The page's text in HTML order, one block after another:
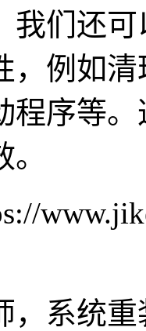
我们还
，例如
程序等
，系统